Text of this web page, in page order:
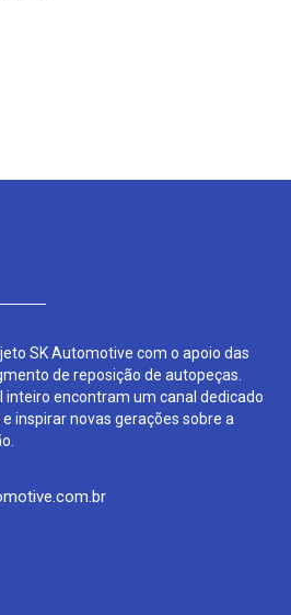
SK Automotive com o apoio das
de reposição de autopeças.
inteiro encontram um canal dedicado
inspirar novas gerações sobre a